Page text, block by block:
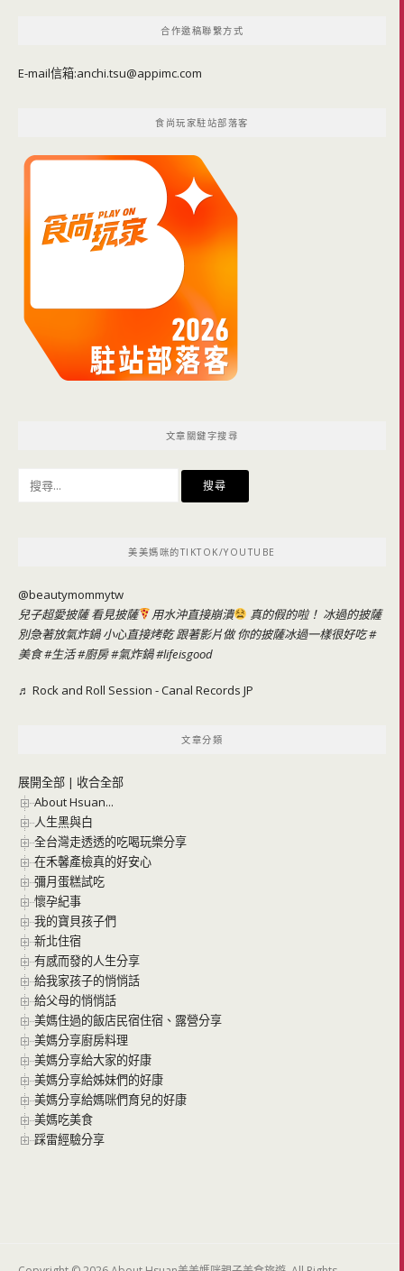
合作邀稿聯繫方式
E-mail信箱:anchi.tsu@appimc.com
食尚玩家駐站部落客
文章關鍵字搜尋
美美媽咪的TIKTOK/YOUTUBE
@beautymommytw
兒子超愛披薩 看見披薩
用水沖直接崩潰
真的假的啦！ 冰過的披薩
別急著放氣炸鍋 小心直接烤乾 跟著影片做 你的披薩冰過一樣很好吃#
美食#生活#廚房#氣炸鍋#lifeisgood
♬ Rock and Roll Session - Canal Records JP
文章分類
展開全部 | 收合全部
About Hsuan...
人生黑與白
全台灣走透透的吃喝玩樂分享
在禾馨產檢真的好安心
彌月蛋糕試吃
懷孕紀事
我的寶貝孩子們
新北住宿
有感而發的人生分享
給我家孩子的悄悄話
給父母的悄悄話
美媽住過的飯店民宿住宿、露營分享
美媽分享廚房料理
美媽分享給大家的好康
美媽分享給姊妹們的好康
美媽分享給媽咪們育兒的好康
美媽吃美食
踩雷經驗分享